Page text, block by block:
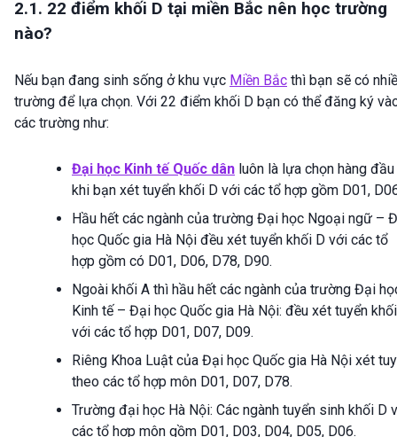
2.1. 22 điểm khối D tại miền Bắc nên học trường
nào?
Nếu bạn đang sinh sống ở khu vực Miền Bắc thì bạn sẽ có
trường để lựa chọn. Với 22 điểm khối D bạn có thể đăng ký
các trường như:
Đại học Kinh tế Quốc dân luôn là lựa chọn hàng đầu
khi bạn xét tuyển khối D với các tổ hợp gồm D01,
Hầu hết các ngành của trường Đại học Ngoại ngữ –
học Quốc gia Hà Nội đều xét tuyển khối D với các tổ
hợp gồm có D01, D06, D78, D90.
Ngoài khối A thì hầu hết các ngành của trường Đại
Kinh tế – Đại học Quốc gia Hà Nội: đều xét tuyển
với các tổ hợp D01, D07, D09.
Riêng Khoa Luật của Đại học Quốc gia Hà Nội xét
theo các tổ hợp môn D01, D07, D78.
Trường đại học Hà Nội: Các ngành tuyển sinh khối D
các tổ hợp môn gồm D01, D03, D04, D05, D06.